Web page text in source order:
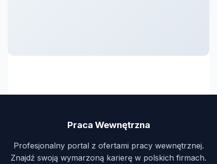
Praca Wewnętrzna
Profesjonalny portal z ofertami pracy wewnętrznej.
Znajdź swoją wymarzoną karierę w polskich firmach.